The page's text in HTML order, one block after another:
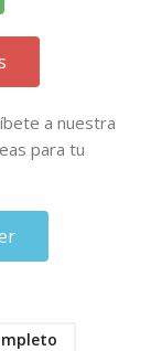
a nuestra
para tu